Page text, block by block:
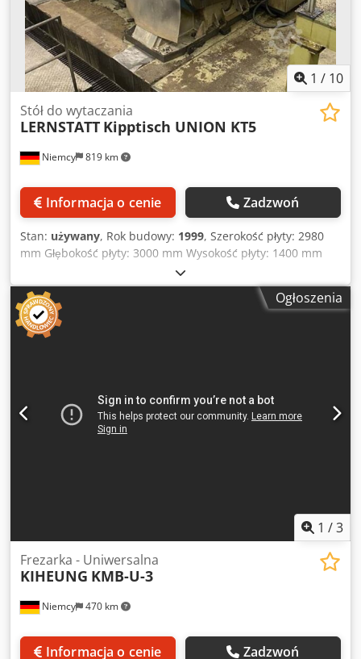
1 / 10
Niemcy 819 km
Stół do wytaczania
LERNSTATT Kipptisch UNION KT5
Informacja o cenie Zadzwoń
Stan: używany, Rok budowy: 1999, Szerokość płyty: 2980
mm Głębokość płyty: 3000 mm Wysokość płyty: 1400 mm
Całkowite zapotrzebowanie na moc: 11 kW Powierzchnia
mocowania: 2980 mm x 3000 mm x 1400 mm Maks. masa
obrabianego przedmiotu: 5000 kg Zakres przechyłu: 90°
Całkowita masa: 22 500 kg Liczba rowków teowych: 12
Wymiary rowków teowych: 48 x 28 mm – wysokość: 49 mm
Wydajność: 8,9 l/min Ciśnienie robocze: 100 bar Zbiornik:
13 l
Ogłoszenia
1 /3
Niemcy 470 km
Frezarka - Uniwersalna
KIHEUNG KMB-U-3
Informacja o cenie Zadzwoń